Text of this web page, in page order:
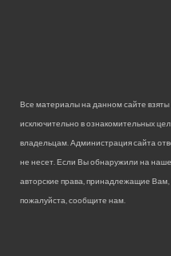
Все материалы на данном сайте взяты
исключительно в ознакомительных
владельцам. Администрация сайта
не несет. Если Вы обнаружили на
авторские права, принадлежащие
пожалуйста, сообщите нам.